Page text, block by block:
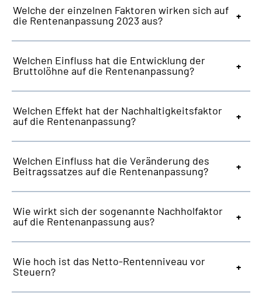
Welche der einzelnen Faktoren wirken sich auf
die Rentenanpassung 2023 aus?
Welchen Einfluss hat die Entwicklung der
Bruttolöhne auf die Rentenanpassung?
Welchen Effekt hat der Nachhaltigkeitsfaktor
auf die Rentenanpassung?
Welchen Einfluss hat die Veränderung des
Beitragssatzes auf die Rentenanpassung?
Wie wirkt sich der sogenannte Nachholfaktor
auf die Rentenanpassung aus?
Wie hoch ist das Netto-Rentenniveau vor
Steuern?